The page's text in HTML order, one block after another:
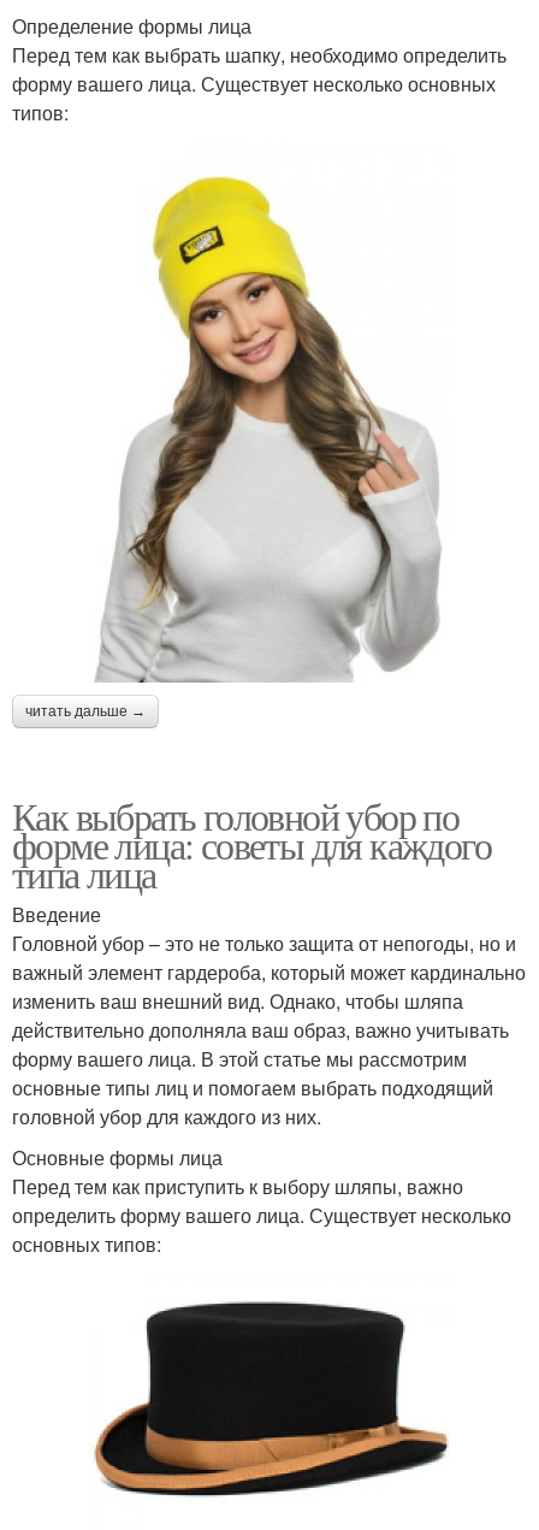
Определение формы лица
Перед тем как выбрать шапку, необходимо определить
форму вашего лица. Существует несколько основных
типов:
читать дальше →
Как выбрать головной убор по
форме лица: советы для каждого
типа лица
Введение
Головной убор – это не только защита от непогоды, но и
важный элемент гардероба, который может кардинально
изменить ваш внешний вид. Однако, чтобы шляпа
действительно дополняла ваш образ, важно учитывать
форму вашего лица. В этой статье мы рассмотрим
основные типы лиц и помогаем выбрать подходящий
головной убор для каждого из них.
Основные формы лица
Перед тем как приступить к выбору шляпы, важно
определить форму вашего лица. Существует несколько
основных типов: